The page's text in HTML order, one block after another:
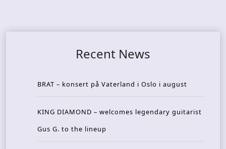
Recent News
BRAT – konsert på Vaterland i Oslo i august
KING DIAMOND – welcomes legendary guitarist
Gus G. to the lineup